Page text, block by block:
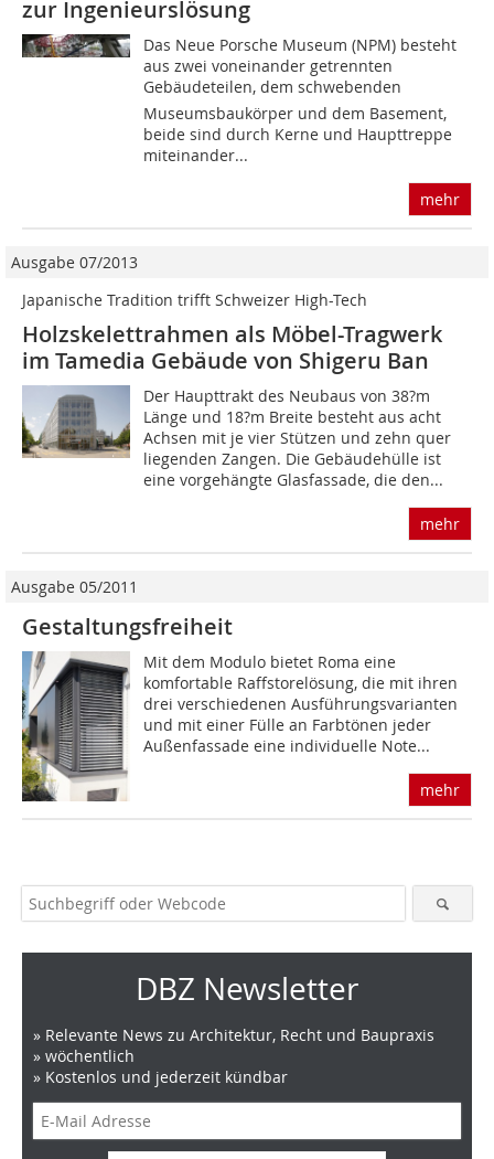
zur Ingenieurslösung
Das Neue Porsche Museum (NPM) besteht
aus zwei voneinander getrennten
Gebäudeteilen, dem schwebenden
Museumsbaukörper und dem Basement,
beide sind durch Kerne und Haupttreppe
miteinander...
mehr
Ausgabe 07/2013
Japanische Tradition trifft Schweizer High-Tech
Holzskelettrahmen als Möbel-Tragwerk
im Tamedia Gebäude von Shigeru Ban
Der Haupttrakt des Neubaus von 38?m
Länge und 18?m Breite besteht aus acht
Achsen mit je vier Stützen und zehn quer
liegenden Zangen. Die Gebäudehülle ist
eine vorgehängte Glasfassade, die den...
mehr
Ausgabe 05/2011
Gestaltungsfreiheit
Mit dem Modulo bietet Roma eine
komfortable Raffstorelösung, die mit ihren
drei verschiedenen Ausführungsvarianten
und mit einer Fülle an Farbtönen jeder
Außenfassade eine individuelle Note...
mehr
DBZ Newsletter
» Relevante News zu Architektur, Recht und Baupraxis
» wöchentlich
» Kostenlos und jederzeit kündbar